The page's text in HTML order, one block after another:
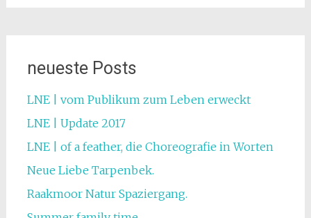
neueste Posts
LNE | vom Publikum zum Leben erweckt
LNE | Update 2017
LNE | of a feather, die Choreografie in Worten
Neue Liebe Tarpenbek.
Raakmoor Natur Spaziergang.